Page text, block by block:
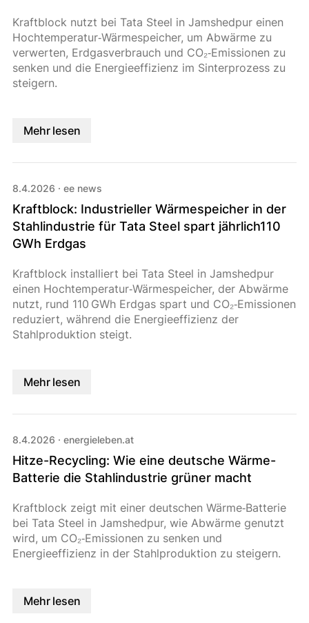
Kraftblock nutzt bei Tata Steel in Jamshedpur einen
Hochtemperatur‑Wärmespeicher, um Abwärme zu
verwerten, Erdgasverbrauch und CO₂‑Emissionen zu
senken und die Energieeffizienz im Sinterprozess zu
steigern.
Mehr lesen
8.4.2026 · ee news
Kraftblock: Industrieller Wärmespeicher in der
Stahlindustrie für Tata Steel spart jährlich110
GWh Erdgas
Kraftblock installiert bei Tata Steel in Jamshedpur
einen Hochtemperatur‑Wärmespeicher, der Abwärme
nutzt, rund 110 GWh Erdgas spart und CO₂‑Emissionen
reduziert, während die Energieeffizienz der
Stahlproduktion steigt.
Mehr lesen
8.4.2026 · energieleben.at
Hitze-Recycling: Wie eine deutsche Wärme-
Batterie die Stahlindustrie grüner macht
Kraftblock zeigt mit einer deutschen Wärme‑Batterie
bei Tata Steel in Jamshedpur, wie Abwärme genutzt
wird, um CO₂‑Emissionen zu senken und
Energieeffizienz in der Stahlproduktion zu steigern.
Mehr lesen